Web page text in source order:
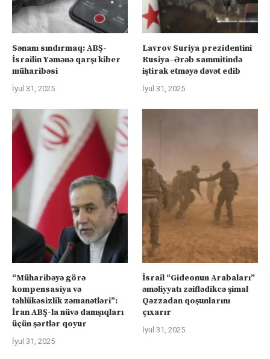
Sənanı sındırmaq: ABŞ-
İsrailin Yəmənə qarşı kiber
müharibəsi
İyul 31, 2025
Lavrov Suriya prezidentini
Rusiya–Ərəb sammitində
iştirak etməyə dəvət edib
İyul 31, 2025
“Müharibəyə görə
kompensasiya və
təhlükəsizlik zəmanətləri”:
İran ABŞ-la nüvə danışıqları
üçün şərtlər qoyur
İyul 31, 2025
İsrail “Gideonun Arabaları”
əməliyyatı zəiflədikcə şimal
Qəzzadan qoşunlarını
çıxarır
İyul 31, 2025